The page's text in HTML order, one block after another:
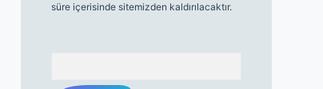
süre içerisinde sitemizden kaldırılacaktır.